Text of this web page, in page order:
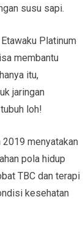
susu sapi.
Platinum
membantu
itu,
jaringan
loh!
2019 menyatakan
pola hidup
TBC dan terapi
kesehatan